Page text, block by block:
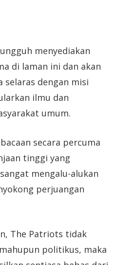
menyediakan
di laman ini dan akan
selaras dengan misi
ilmu dan
umum.
secara percuma
tinggi yang
mengalu-alukan
perjuangan
The Patriots tidak
politikus, maka